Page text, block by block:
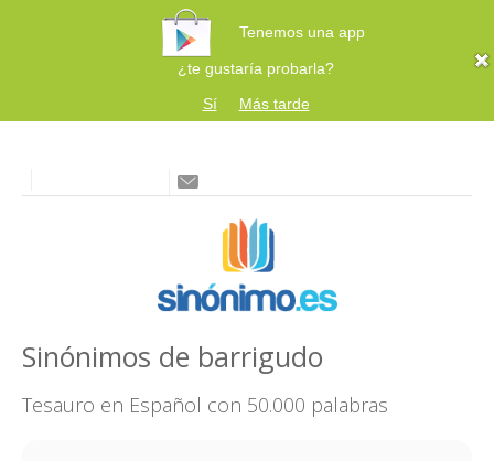
Tenemos una app
¿te gustaría probarla?
Sí
Más tarde
Sinónimos de barrigudo
Tesauro en Español con 50.000 palabras